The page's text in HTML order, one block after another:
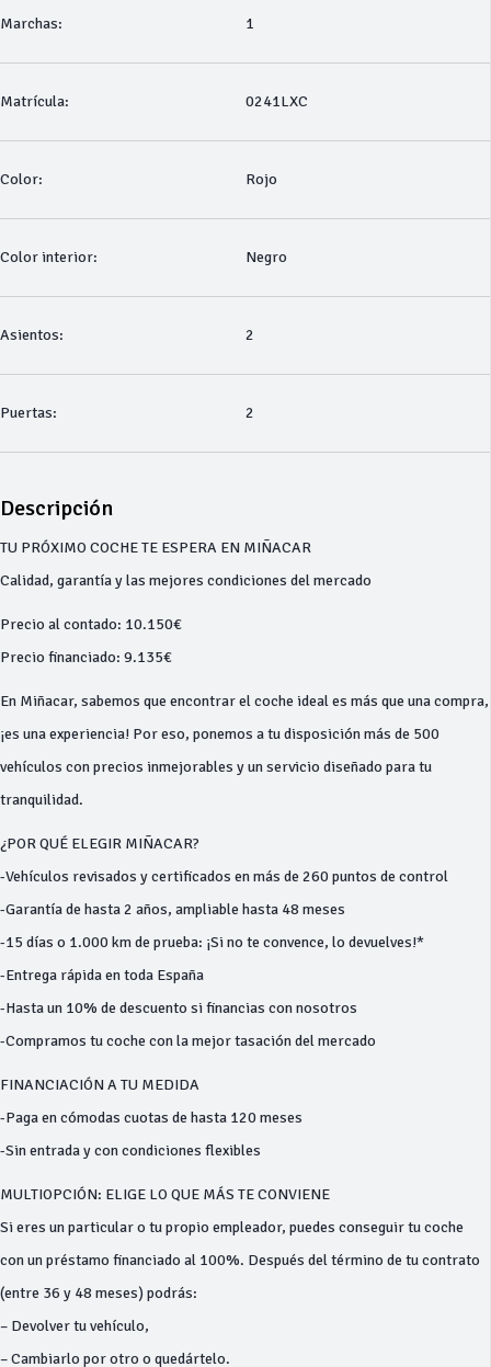
Marchas: 1
Matrícula: 0241LXC
Color: Rojo
Color interior: Negro
Asientos: 2
Puertas: 2
Descripción
TU PRÓXIMO COCHE TE ESPERA EN MIÑACAR
Calidad, garantía y las mejores condiciones del mercado
Precio al contado: 10.150€
Precio financiado: 9.135€
En Miñacar, sabemos que encontrar el coche ideal es más que una compra,
¡es una experiencia! Por eso, ponemos a tu disposición más de 500
vehículos con precios inmejorables y un servicio diseñado para tu
tranquilidad.
¿POR QUÉ ELEGIR MIÑACAR?
-Vehículos revisados y certificados en más de 260 puntos de control
-Garantía de hasta 2 años, ampliable hasta 48 meses
-15 días o 1.000 km de prueba: ¡Si no te convence, lo devuelves!*
-Entrega rápida en toda España
-Hasta un 10% de descuento si financias con nosotros
-Compramos tu coche con la mejor tasación del mercado
FINANCIACIÓN A TU MEDIDA
-Paga en cómodas cuotas de hasta 120 meses
-Sin entrada y con condiciones flexibles
MULTIOPCIÓN: ELIGE LO QUE MÁS TE CONVIENE
Si eres un particular o tu propio empleador, puedes conseguir tu coche
con un préstamo financiado al 100%. Después del término de tu contrato
(entre 36 y 48 meses) podrás:
– Devolver tu vehículo,
– Cambiarlo por otro o quedártelo.